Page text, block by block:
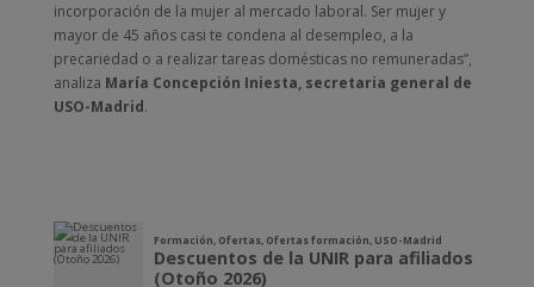
incorporación de la mujer al mercado laboral. Ser mujer y
mayor de 45 años casi te condena al desempleo, a la
precariedad o a realizar tareas domésticas no remuneradas”,
analiza María Concepción Iniesta, secretaria general de
USO-Madrid.